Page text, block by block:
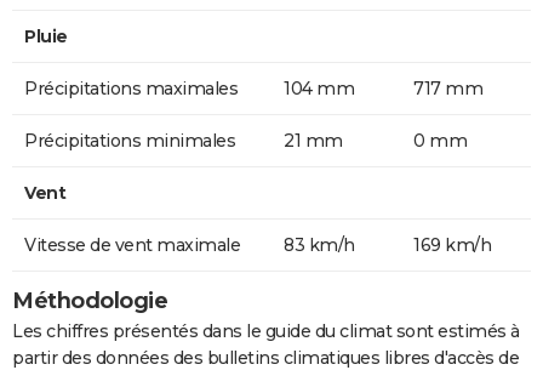
Pluie
Précipitations maximales 104 mm 717 mm
Précipitations minimales 21 mm 0 mm
Vent
Vitesse de vent maximale 83 km/h 169 km/h
Méthodologie
Les chiffres présentés dans le guide du climat sont estimés à
partir des données des bulletins climatiques libres d'accès de